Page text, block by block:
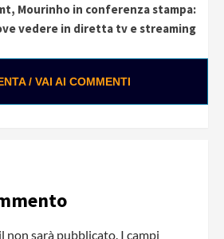
Mourinho in conferenza stampa:
vedere in diretta tv e streaming
/ VAI AI COMMENTI
non sarà pubblicato. I campi